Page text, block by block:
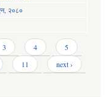
२०८०
3 4
5
11
next ›